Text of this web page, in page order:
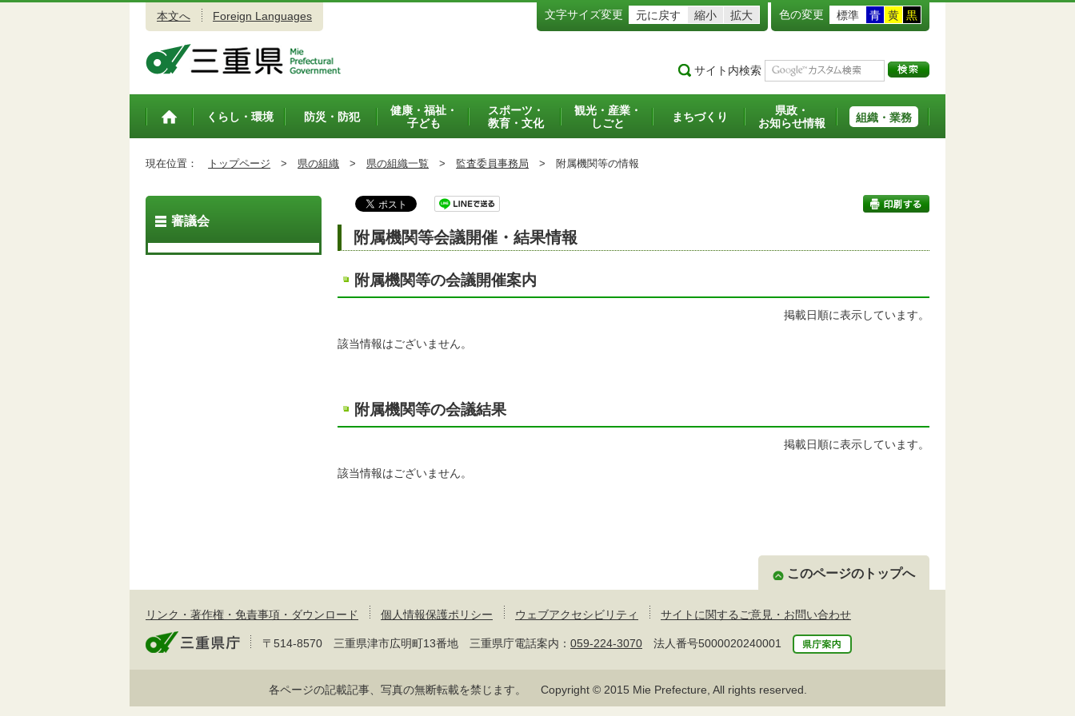
本文へ Foreign Languages 文字サイズ変更 元に戻す 縮小 拡大 色の変更 標準 青 黄 黒
サイト内検索
トップペ
くらし・環境 防災・防犯
健康・福祉・
子ども
スポーツ・
教育・文化
観光・産業・
しごと
まちづくり
県政・
お知らせ情報
組織・業務
現在位置： トップページ > 県の組織 > 県の組織一覧 > 監査委員事務局 > 附属機関等の情報
附属機関等会議開催・結果情報
附属機関等の会議開催案内
掲載日順に表示しています。
該当情報はございません。
附属機関等の会議結果
掲載日順に表示しています。
該当情報はございません。
審議会
このページのトップへ
リンク・著作権・免責事項・ダウンロード 個人情報保護ポリシー ウェブアクセシビリティ サイトに関するご意見・お問い合わせ
〒514-8570 三重県津市広明町13番地 三重県庁電話案内： 059-224-3070 法人番号5000020240001
各ページの記載記事、写真の無断転載を禁じます。 Copyright © 2015 Mie Prefecture, All rights reserved.